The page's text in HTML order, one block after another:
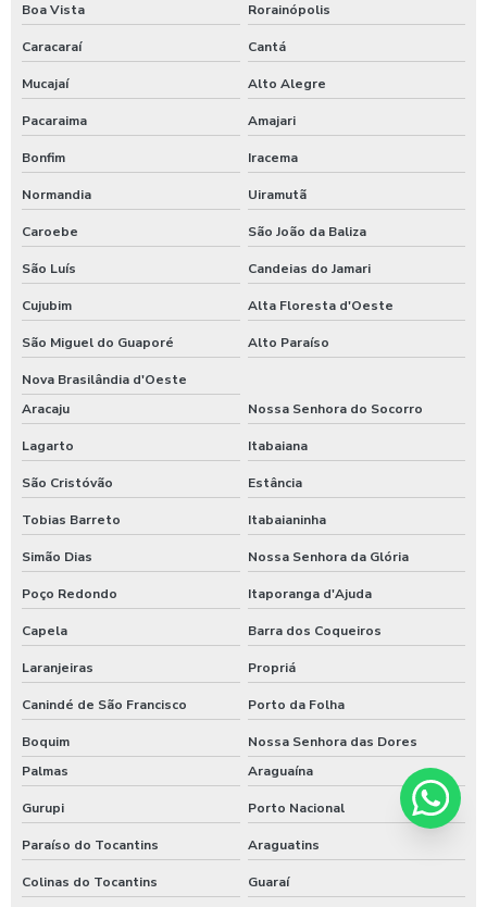
Boa Vista
Rorainópolis
Caracaraí Cantá
Mucajaí Alto Alegre
Pacaraima Amajari
Bonfim Iracema
Normandia Uiramutã
Caroebe São João da Baliza
São Luís Candeias do Jamari
Cujubim Alta Floresta d'Oeste
São Miguel do Guaporé Alto Paraíso
Nova Brasilândia d'Oeste
Aracaju
Nossa Senhora do Socorro
Lagarto Itabaiana
São Cristóvão Estância
Tobias Barreto Itabaianinha
Simão Dias Nossa Senhora da Glória
Poço Redondo Itaporanga d'Ajuda
Capela Barra dos Coqueiros
Laranjeiras Propriá
Canindé de São Francisco Porto da Folha
Boquim
Nossa Senhora das Dores
Palmas
Araguaína
Gurupi Porto Nacional
Paraíso do Tocantins Araguatins
Colinas do Tocantins Guaraí